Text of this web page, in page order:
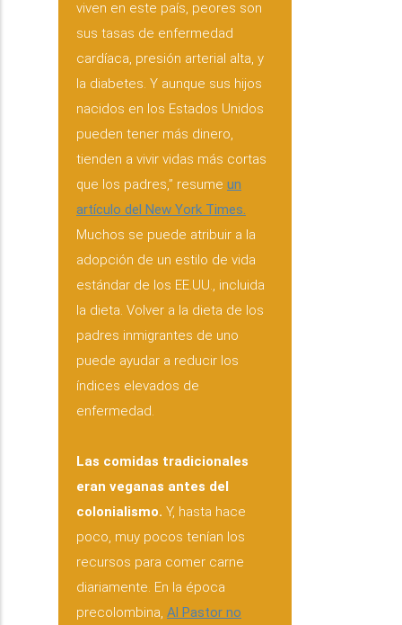
viven en este país, peores son
sus tasas de enfermedad
cardíaca, presión arterial alta, y
la diabetes. Y aunque sus hijos
nacidos en los Estados Unidos
pueden tener más dinero,
tienden a vivir vidas más cortas
que los padres,” resume un
artículo del New York Times.
Muchos se puede atribuir a la
adopción de un estilo de vida
estándar de los EE.UU., incluida
la dieta. Volver a la dieta de los
padres inmigrantes de uno
puede ayudar a reducir los
índices elevados de
enfermedad.
Las comidas tradicionales
eran veganas antes del
colonialismo. Y, hasta hace
poco, muy pocos tenían los
recursos para comer carne
diariamente. En la época
precolombina, Al Pastor no